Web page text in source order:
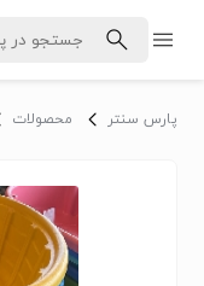
پارس سنتر محصولات